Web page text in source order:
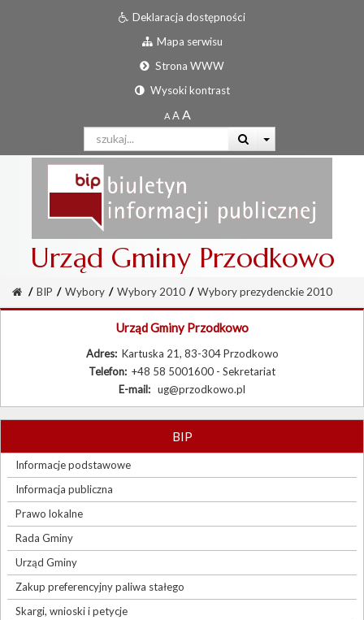
Deklaracja dostępności
Mapa serwisu
Strona WWW
Wysoki kontrast
Urząd Gminy Przodkowo
/ BIP / Wybory / Wybory 2010 / Wybory prezydenckie 2010
Urząd Gminy Przodkowo
Adres: Kartuska 21, 83-304 Przodkowo
Telefon: +48 58 5001600 - Sekretariat
E-mail: ug@przodkowo.pl
BIP
Informacje podstawowe
Informacja publiczna
Prawo lokalne
Rada Gminy
Urząd Gminy
Zakup preferencyjny paliwa stałego
Skargi, wnioski i petycje